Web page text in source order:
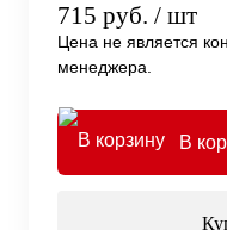
715 руб. / шт
Цена не является
менеджера.
В